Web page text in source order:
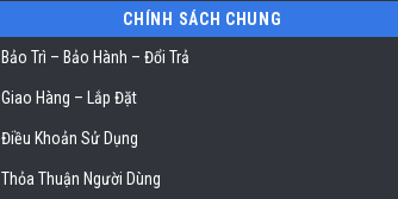
CHÍNH SÁCH CHUNG
Bảo Trì – Bảo Hành – Đổi Trả
Giao Hàng – Lắp Đặt
Điều Khoản Sử Dụng
Thỏa Thuận Người Dùng